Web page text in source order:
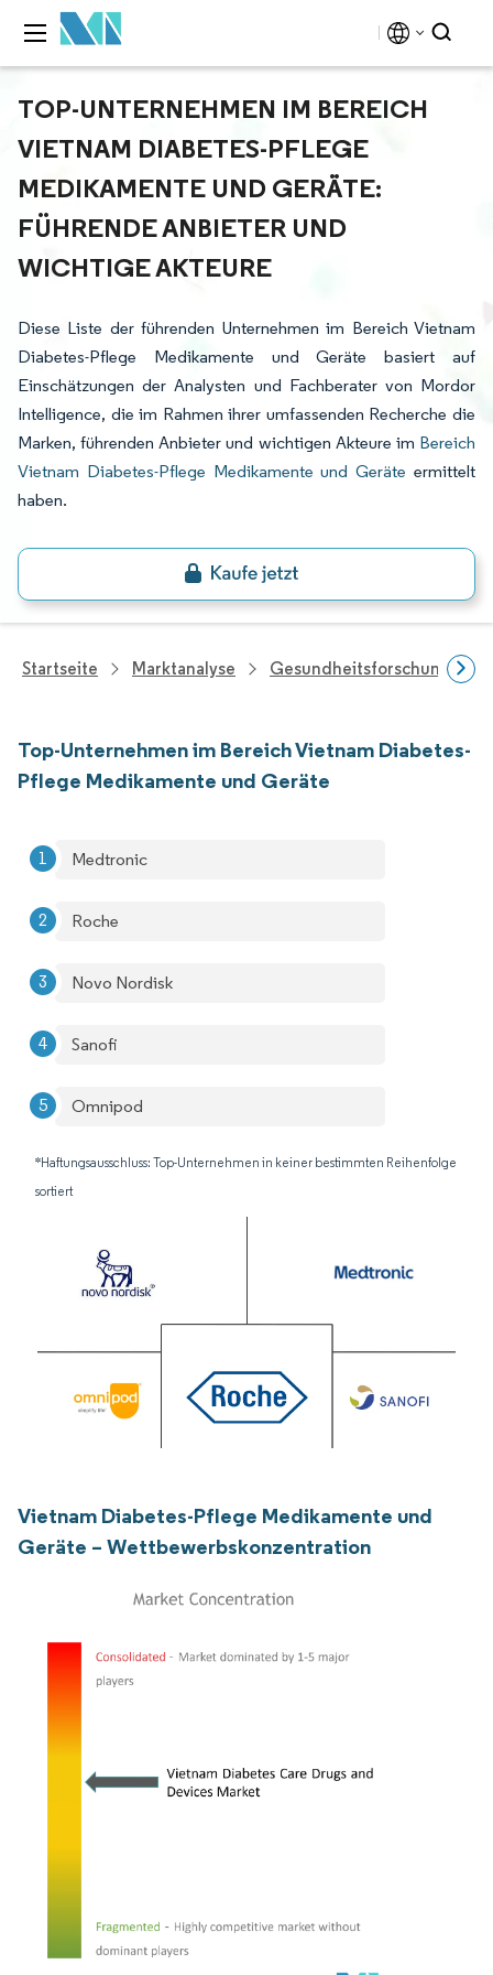
TOP-UNTERNEHMEN IM BEREICH
VIETNAM DIABETES-PFLEGE
MEDIKAMENTE UND GERÄTE:
FÜHRENDE ANBIETER UND
WICHTIGE AKTEURE
Diese Liste der führenden Unternehmen im Bereich Vietnam
Diabetes-Pflege Medikamente und Geräte basiert auf
Einschätzungen der Analysten und Fachberater von Mordor
Intelligence, die im Rahmen ihrer umfassenden Recherche die
Marken, führenden Anbieter und wichtigen Akteure im Bereich
Vietnam Diabetes-Pflege Medikamente und Geräte ermittelt
haben.
Startseite Marktanalyse Gesundheitsforschung
Top-Unternehmen im Bereich Vietnam Diabetes-
Pflege Medikamente und Geräte
Medtronic
Roche
Novo Nordisk
Sanofi
Omnipod
*Haftungsausschluss: Top-Unternehmen in keiner bestimmten Reihenfolge
sortiert
Vietnam Diabetes-Pflege Medikamente und
Geräte – Wettbewerbskonzentration